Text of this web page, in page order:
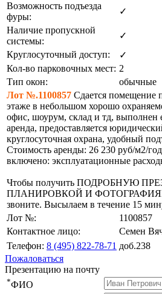
Возможность подъезда
фуры:
✓
Наличие пропускной
системы:
✓
Круглосуточный доступ:
✓
Кол-во парковочных мест: 2
Тип окон:
обычные
Лот №.1100857 Сдается помещение
этаже в небольшом хорошо
офис, шоурум, склад и тд, выполнен
аренда, предоставляется
круглосуточная охрана, удобный
Стоимость аренды: 26 230 руб/м2/
включено: эксплуатационные
Чтобы получить ПОДРОБНУЮ
ПЛАНИРОВКОЙ И ФОТОГРАФИЯМИ
звоните. Высылаем в течение 15
Лот №:
1100857
Контактное лицо:
Семен
Телефон: 8 (495) 822-78-71 доб.238
Пожаловаться
Презентацию на почту
*ФИО